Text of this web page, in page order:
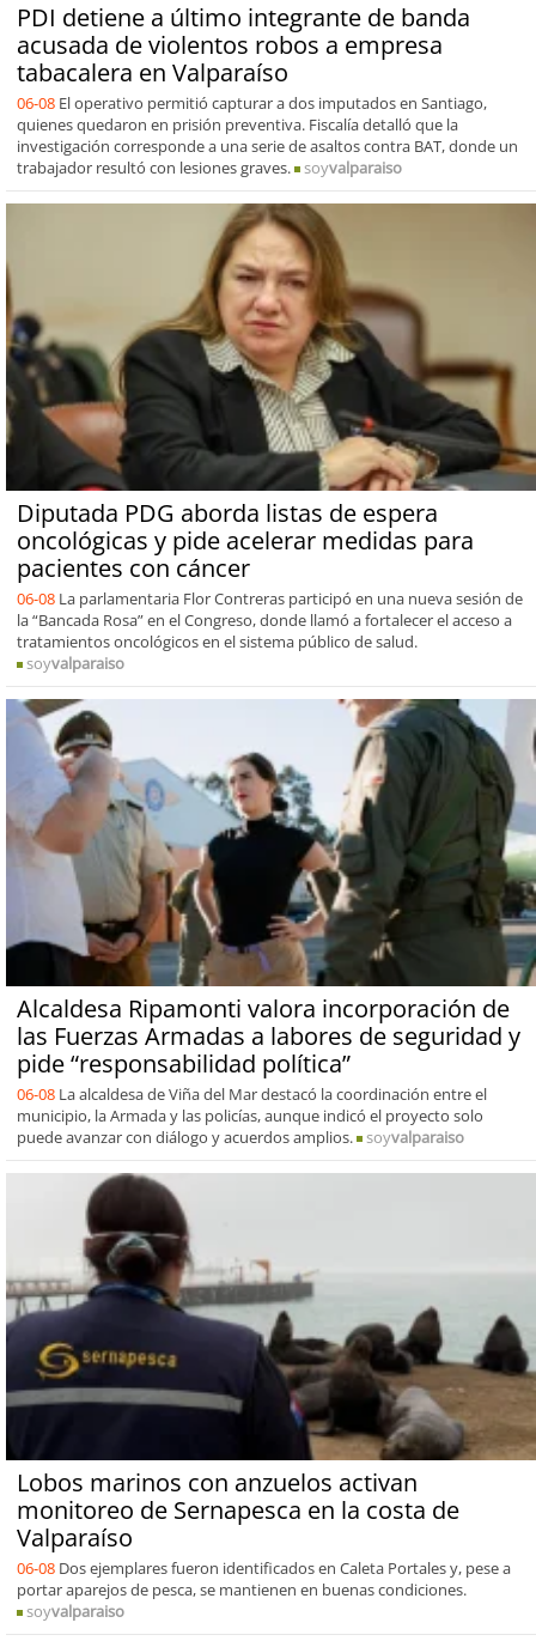
PDI detiene a último integrante de banda
acusada de violentos robos a empresa
tabacalera en Valparaíso
06-08 El operativo permitió capturar a dos imputados en Santiago,
quienes quedaron en prisión preventiva. Fiscalía detalló que la
investigación corresponde a una serie de asaltos contra BAT, donde un
trabajador resultó con lesiones graves.
soyvalparaiso
Diputada PDG aborda listas de espera
oncológicas y pide acelerar medidas para
pacientes con cáncer
06-08 La parlamentaria Flor Contreras participó en una nueva sesión de
la “Bancada Rosa” en el Congreso, donde llamó a fortalecer el acceso a
tratamientos oncológicos en el sistema público de salud.
soyvalparaiso
Alcaldesa Ripamonti valora incorporación de
las Fuerzas Armadas a labores de seguridad y
pide “responsabilidad política”
06-08 La alcaldesa de Viña del Mar destacó la coordinación entre el
municipio, la Armada y las policías, aunque indicó el proyecto solo
puede avanzar con diálogo y acuerdos amplios.
soyvalparaiso
Lobos marinos con anzuelos activan
monitoreo de Sernapesca en la costa de
Valparaíso
06-08 Dos ejemplares fueron identificados en Caleta Portales y, pese a
portar aparejos de pesca, se mantienen en buenas condiciones.
soyvalparaiso